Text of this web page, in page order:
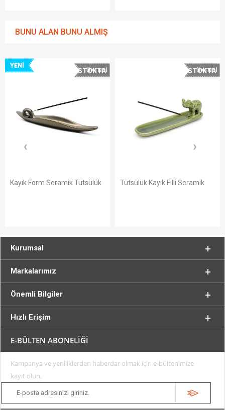
BUNU ALAN BUNU ALMIŞ
YENI
STOKTA
Kayık Form Seramik Tütsülük
STOKTA
Tütsülük Kayık Filli Seramik
Kurumsal
Markalarımız
Önemli Bilgiler
Hızlı Erişim
E-BÜLTEN ABONELİĞİ
Kampanya ve yeniliklerden haberdar olmak için e-bültenimize
kayıt olun.